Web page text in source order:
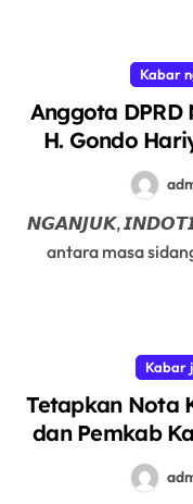
Kabar
Anggota DPRD
H. Gondo
𝙉𝙂𝘼𝙉𝙅𝙐𝙆, 𝙄𝙉𝘿𝙊𝙏𝙄𝙑𝙄, – Reses merupakan masa jeda
antara masa
Kabar
Tetapkan Nota
dan Pemkab
PPAS